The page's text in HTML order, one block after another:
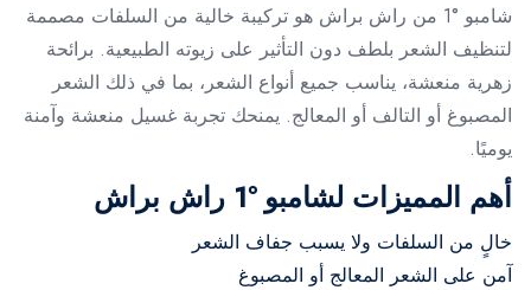
شامبو °1 من راش براش هو تركيبة خالية من السلفات مصممة
لتنظيف الشعر بلطف دون التأثير على زيوته الطبيعية. برائحة
زهرية منعشة، يناسب جميع أنواع الشعر، بما في ذلك الشعر
المصبوغ أو التالف أو المعالج. يمنحك تجربة غسيل منعشة وآمنة
يوميًا.
أهم المميزات لشامبو °1 راش براش
خالٍ من السلفات ولا يسبب جفاف الشعر
آمن على الشعر المعالج أو المصبوغ